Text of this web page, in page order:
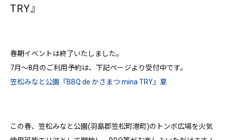
TRY』
春期イベントは終了いたしました。
7月～8月のご利用予約は、下記ページより受付中です。
笠松みなと公園『BBQ de かさまつ mina TRY』夏
この春、笠松みなと公園(羽島郡笠松町港町)のトンボ広場を火気